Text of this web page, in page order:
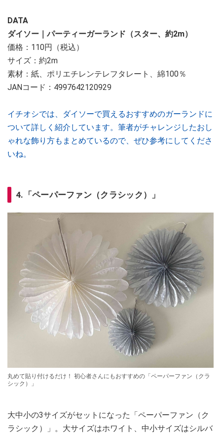
DATA
ダイソー｜パーティーガーランド（スター、約2m）
価格：110円（税込）
サイズ：約2m
素材：紙、ポリエチレンテレフタレート、綿100％
JANコード：4997642120929
イチオシでは、ダイソーで買えるおすすめのガーランドに
ついて詳しく紹介しています。筆者がチャレンジしたおし
ゃれな飾り方もまとめているので、ぜひ参考にしてくださ
いね。
4.「ペーパーファン（クラシック）」
丸めて貼り付けるだけ！ 初心者さんにもおすすめの「ペーパーファン（クラ
シック）」
大中小の3サイズがセットになった「ペーパーファン（ク
ラシック）」。大サイズはホワイト、中小サイズはシルバ